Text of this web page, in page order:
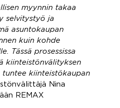
myynnin takaa
selvitystyö ja
asuntokaupan
kuin kohde
Tässä prosessissa
kiinteistönvälityksen
kiinteistökaupan
Nina
REMAX